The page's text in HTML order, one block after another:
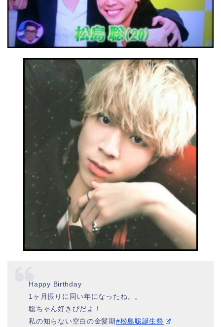
Happy Birthday
1ヶ月振りに同い年になったね。。
聡ちゃん好きぴだよ！
私の知らない空白の金髪期#松島聡誕生祭